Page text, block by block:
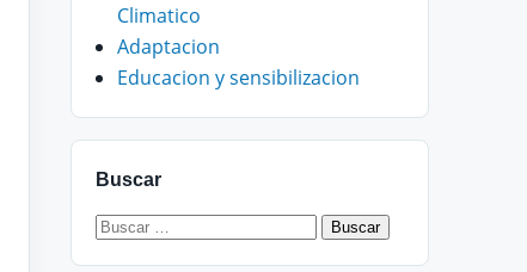
Climatico
Adaptacion
Educacion y sensibilizacion
Buscar
Buscar: